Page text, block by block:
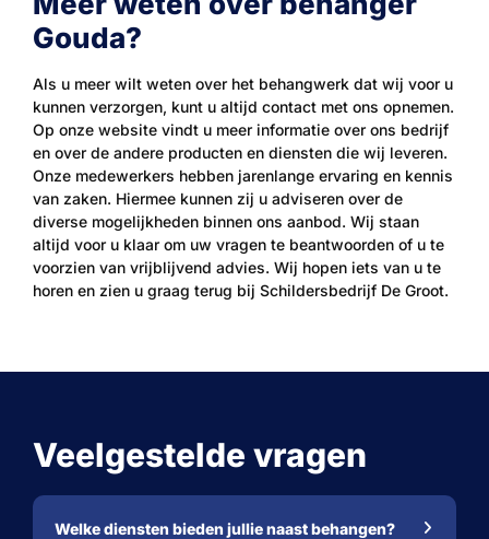
Gouda?
Als u meer wilt weten over het behangwerk dat wij voor u
kunnen verzorgen, kunt u altijd contact met ons opnemen.
Op onze website vindt u meer informatie over ons bedrijf
en over de andere producten en diensten die wij leveren.
Onze medewerkers hebben jarenlange ervaring en kennis
van zaken. Hiermee kunnen zij u adviseren over de
diverse mogelijkheden binnen ons aanbod. Wij staan
altijd voor u klaar om uw vragen te beantwoorden of u te
voorzien van vrijblijvend advies. Wij hopen iets van u te
horen en zien u graag terug bij Schildersbedrijf De Groot.
Veelgestelde vragen
Welke diensten bieden jullie naast behangen?